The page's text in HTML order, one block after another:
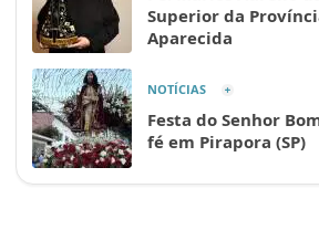
Superior da
Aparecida
NOTÍCIAS
Festa do Senhor
fé em Pirapora (SP)